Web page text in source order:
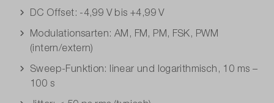
DC Offset: -4,99 V bis +4,99 V
Modulationsarten: AM, FM, PM, FSK, PWM
(intern/extern)
Sweep-Funktion: linear und logarithmisch, 10 ms –
100 s